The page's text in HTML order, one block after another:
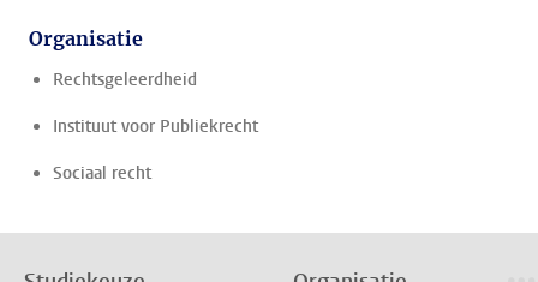
Organisatie
Rechtsgeleerdheid
Instituut voor Publiekrecht
Sociaal recht